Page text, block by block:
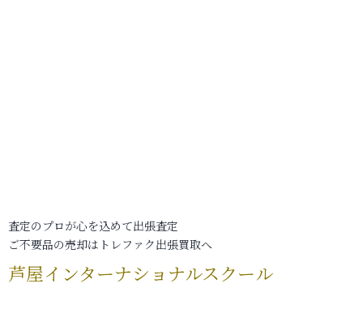
査定のプロが心を込めて出張査定
ご不要品の売却はトレファク出張買取へ
芦屋インターナショナルスクール